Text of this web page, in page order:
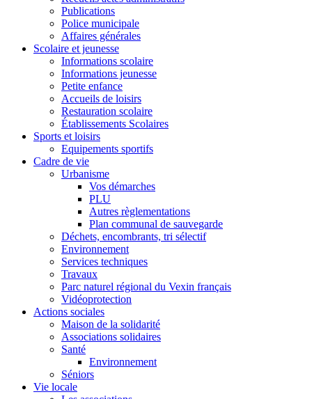
Publications
Police municipale
Affaires générales
Scolaire et jeunesse
Informations scolaire
Informations jeunesse
Petite enfance
Accueils de loisirs
Restauration scolaire
Établissements Scolaires
Sports et loisirs
Equipements sportifs
Cadre de vie
Urbanisme
Vos démarches
PLU
Autres règlementations
Plan communal de sauvegarde
Déchets, encombrants, tri sélectif
Environnement
Services techniques
Travaux
Parc naturel régional du Vexin français
Vidéoprotection
Actions sociales
Maison de la solidarité
Associations solidaires
Santé
Environnement
Séniors
Vie locale